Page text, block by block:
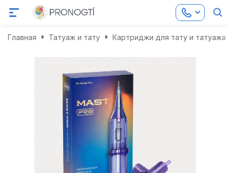
Главная Татуаж и тату Картриджи для тату и татуажа